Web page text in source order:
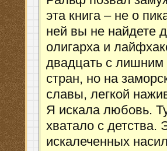
эта книга – не о
ней вы не найдете
олигарха и
двадцать с лишним
стран, но на
славы, легкой
Я искала любовь.
хватало с детства.
искалеченных